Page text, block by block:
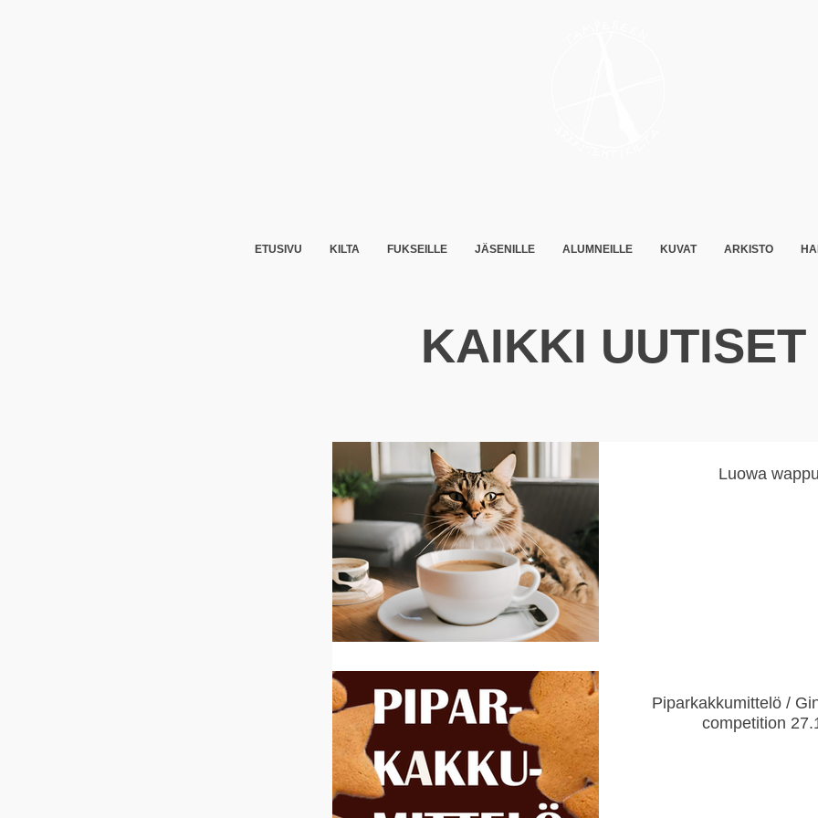
KAIKKI UUTISET
Luowa wappu
Piparkakkumittelö /
competition
ETUSIVU KILTA FUKSEILLE JÄSENILLE ALUMNEILLE KUVAT ARKISTO